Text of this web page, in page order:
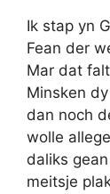
Ik stap yn
Fean der
Mar dat
Minsken
dan noch
wolle
daliks
meitsje